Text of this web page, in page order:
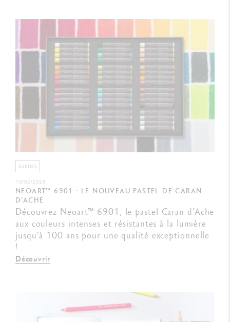
GUIDES
10/02/2025
NEOART™ 6901 : LE NOUVEAU PASTEL DE CARAN
D’ACHE
Découvrez Neoart™ 6901, le pastel Caran d’Ache
aux couleurs intenses et résistantes à la lumière
jusqu’à 100 ans pour une qualité exceptionnelle
!
Découvrir